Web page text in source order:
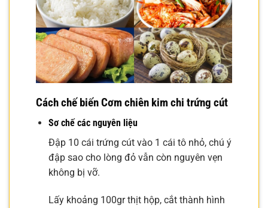
Cách chế biến Cơm chiên kim chi trứng cút
Sơ chế các nguyên liệu
Đập 10 cái trứng cút vào 1 cái tô nhỏ, chú ý
đập sao cho lòng đỏ vẫn còn nguyên vẹn
không bị vỡ.
Lấy khoảng 100gr thịt hộp, cắt thành hình